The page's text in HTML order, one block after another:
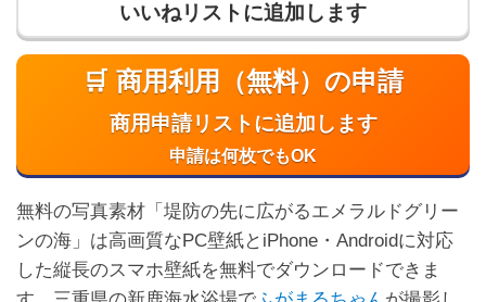
いいねリストに追加します
🛒 商用利用（無料）の申請
商用申請リストに追加します
申請は何枚でもOK
無料の写真素材「堤防の先に広がるエメラルドグリー
ンの海」は高画質なPC壁紙とiPhone・Androidに対応
した縦長のスマホ壁紙を無料でダウンロードできま